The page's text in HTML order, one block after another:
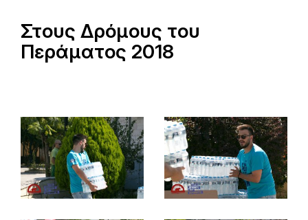
Στους Δρόμους του
Περάματος 2018